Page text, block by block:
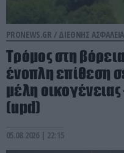
PRONEWS.GR / ΔΙΕΘΝΗΣ ΑΣΦΑΛΕΙΑ
Τρόμος στη
ένοπλη επίθεση
μέλη οικογένειας
(upd)
05.08.2026 | 22:15